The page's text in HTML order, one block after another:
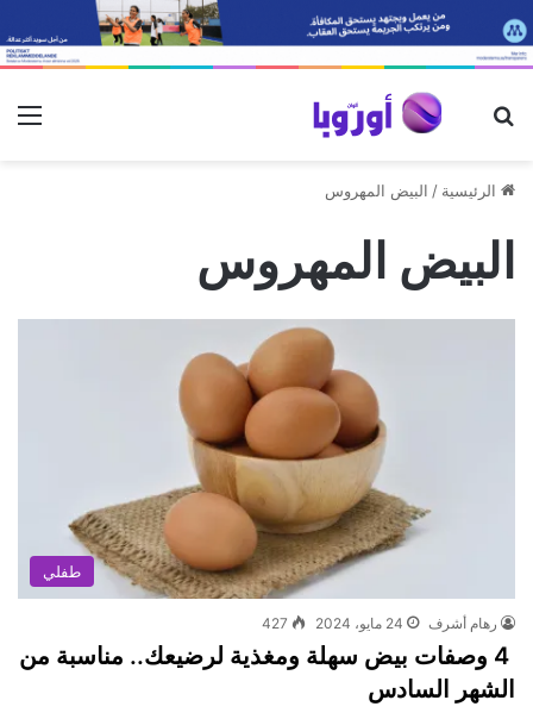
بحث عن
الرئيسية / البيض المهروس
البيض المهروس
طفلي
رهام أشرف 24 مايو، 2024 427
4 وصفات بيض سهلة ومغذية لرضيعك.. مناسبة من
الشهر السادس